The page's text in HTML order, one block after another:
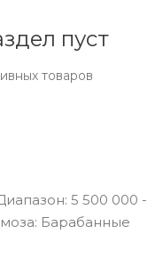
пуст
товаров
5 500 000 -
Барабанные